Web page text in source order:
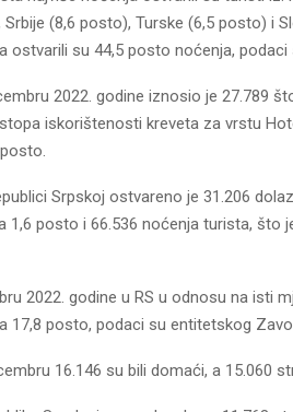
(8,6 posto), Turske (6,5 posto) i
ostvarili su 44,5 posto noćenja,
2022. godine iznosio je 27.789
iskorištenosti kreveta za vrstu
Srpskoj ostvareno je 31.206
1,6 posto i 66.536 noćenja turista, što
2022. godine u RS u odnosu na isti
17,8 posto, podaci su entitetskog
16.146 su bili domaći, a 15.060